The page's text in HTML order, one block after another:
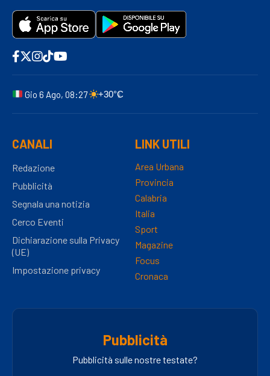
Gio 6 Ago, 08:27 +30°C
CANALI
Redazione
Pubblicità
Segnala una notizia
Cerco Eventi
Dichiarazione sulla Privacy
(UE)
Impostazione privacy
LINK UTILI
Area Urbana
Provincia
Calabria
Italia
Sport
Magazine
Focus
Cronaca
Pubblicità
Pubblicità sulle nostre testate?